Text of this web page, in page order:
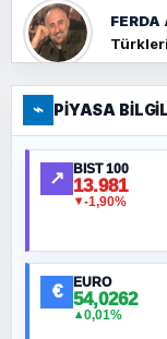
FERDA
Ankara
⌁ PIYASA
↗ BIST 100
13.981
▼-1,90%
€ EURO
54,0262
▲0,01%